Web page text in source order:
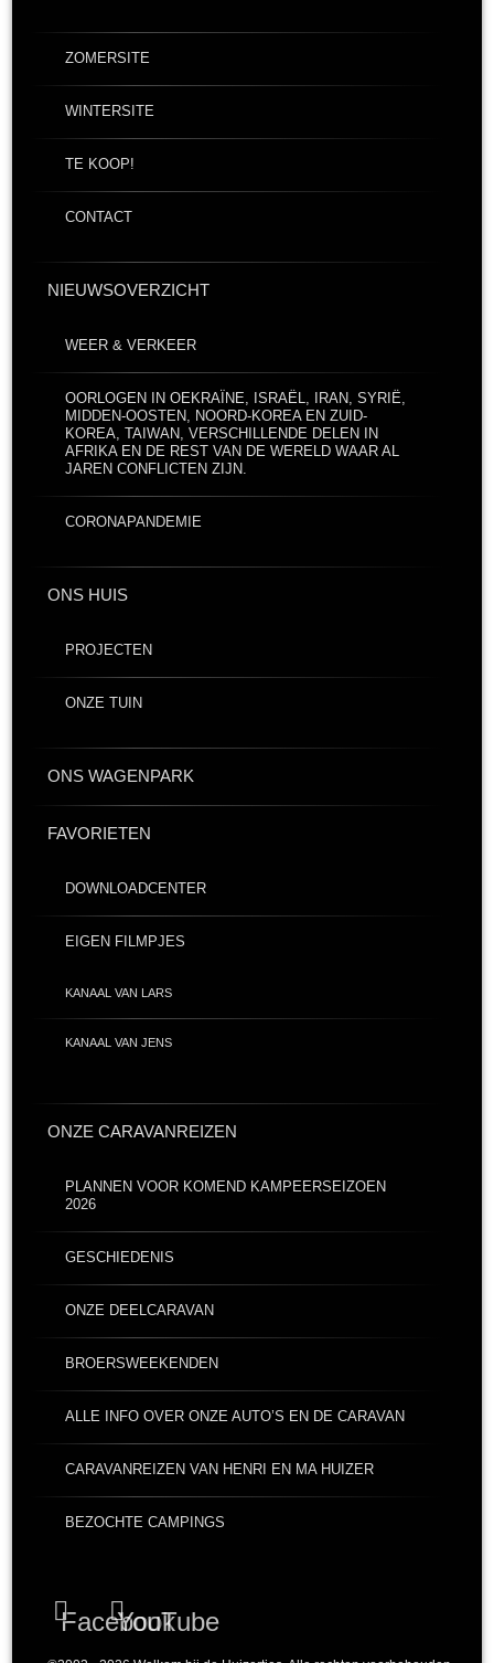
ZOMERSITE
WINTERSITE
TE KOOP!
CONTACT
NIEUWSOVERZICHT
WEER & VERKEER
OORLOGEN IN OEKRAÏNE, ISRAËL, IRAN, SYRIË,
MIDDEN-OOSTEN, NOORD-KOREA EN ZUID-
KOREA, TAIWAN, VERSCHILLENDE DELEN IN
AFRIKA EN DE REST VAN DE WERELD WAAR AL
JAREN CONFLICTEN ZIJN.
CORONAPANDEMIE
ONS HUIS
PROJECTEN
ONZE TUIN
ONS WAGENPARK
FAVORIETEN
DOWNLOADCENTER
EIGEN FILMPJES
KANAAL VAN LARS
KANAAL VAN JENS
ONZE CARAVANREIZEN
PLANNEN VOOR KOMEND KAMPEERSEIZOEN
2026
GESCHIEDENIS
ONZE DEELCARAVAN
BROERSWEEKENDEN
ALLE INFO OVER ONZE AUTO’S EN DE CARAVAN
CARAVANREIZEN VAN HENRI EN MA HUIZER
BEZOCHTE CAMPINGS
Facebook
YouTube